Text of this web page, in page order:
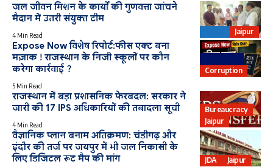
Jaipur
जल जीवन मिशन के कार्यों की गुणवत्ता जांचने
मैदान में उतरी संयुक्त टीम
4 Min Read
Corruption
Expose Now विशेष रिपोर्ट:फीस एक्ट बना
मज़ाक ! राजस्थान के निजी स्कूलों पर कौन
करेगा कार्रवाई ?
5 Min Read
Bureaucracy
Jaipur
राजस्थान में बड़ा प्रशासनिक फेरबदल: सरकार ने
जारी की 17 IPS अधिकारियों की तबादला सूची
4 Min Read
JDA Jaipur
वैज्ञानिक प्लान बनाम अतिक्रमण: चंडीगढ़ और
इंदौर की तर्ज पर जयपुर में भी जल निकासी के
लिए डिजिटल रूट मैप की मांग